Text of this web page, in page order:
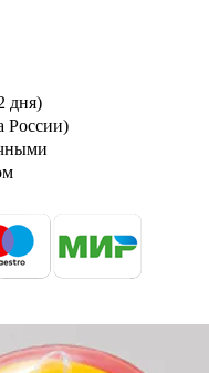
дня)
России)